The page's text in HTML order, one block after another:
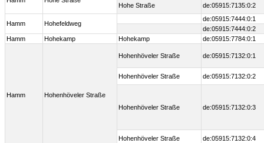
Hohe Straße
de:05915:7135:0:2
Hamm Hohefeldweg
de:05915:7444:0:1
de:05915:7444:0:2
Hamm
Hohekamp Hohekamp de:05915:7784:0:1
Hamm Hohenhöveler Straße
Hohenhöveler Straße de:05915:7132:0:1
Hohenhöveler Straße de:05915:7132:0:2
Hohenhöveler Straße de:05915:7132:0:3
Hohenhöveler Straße de:05915:7132:0:4